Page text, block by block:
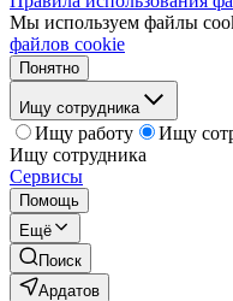
Мы используем файлы
файлов cookie
Понятно
Ищу сотрудника
Ищу работу
Ищу
Ищу сотрудника
Сервисы
Помощь
Ещё
Поиск
Ардатов